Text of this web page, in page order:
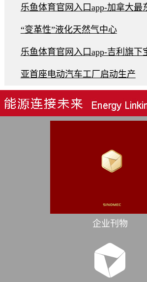
乐鱼体育官网入口app-加拿大最
“变革性”液化天然气中心
乐鱼体育官网入口app-吉利旗下
亚首座电动汽车工厂启动生产
企业刊物